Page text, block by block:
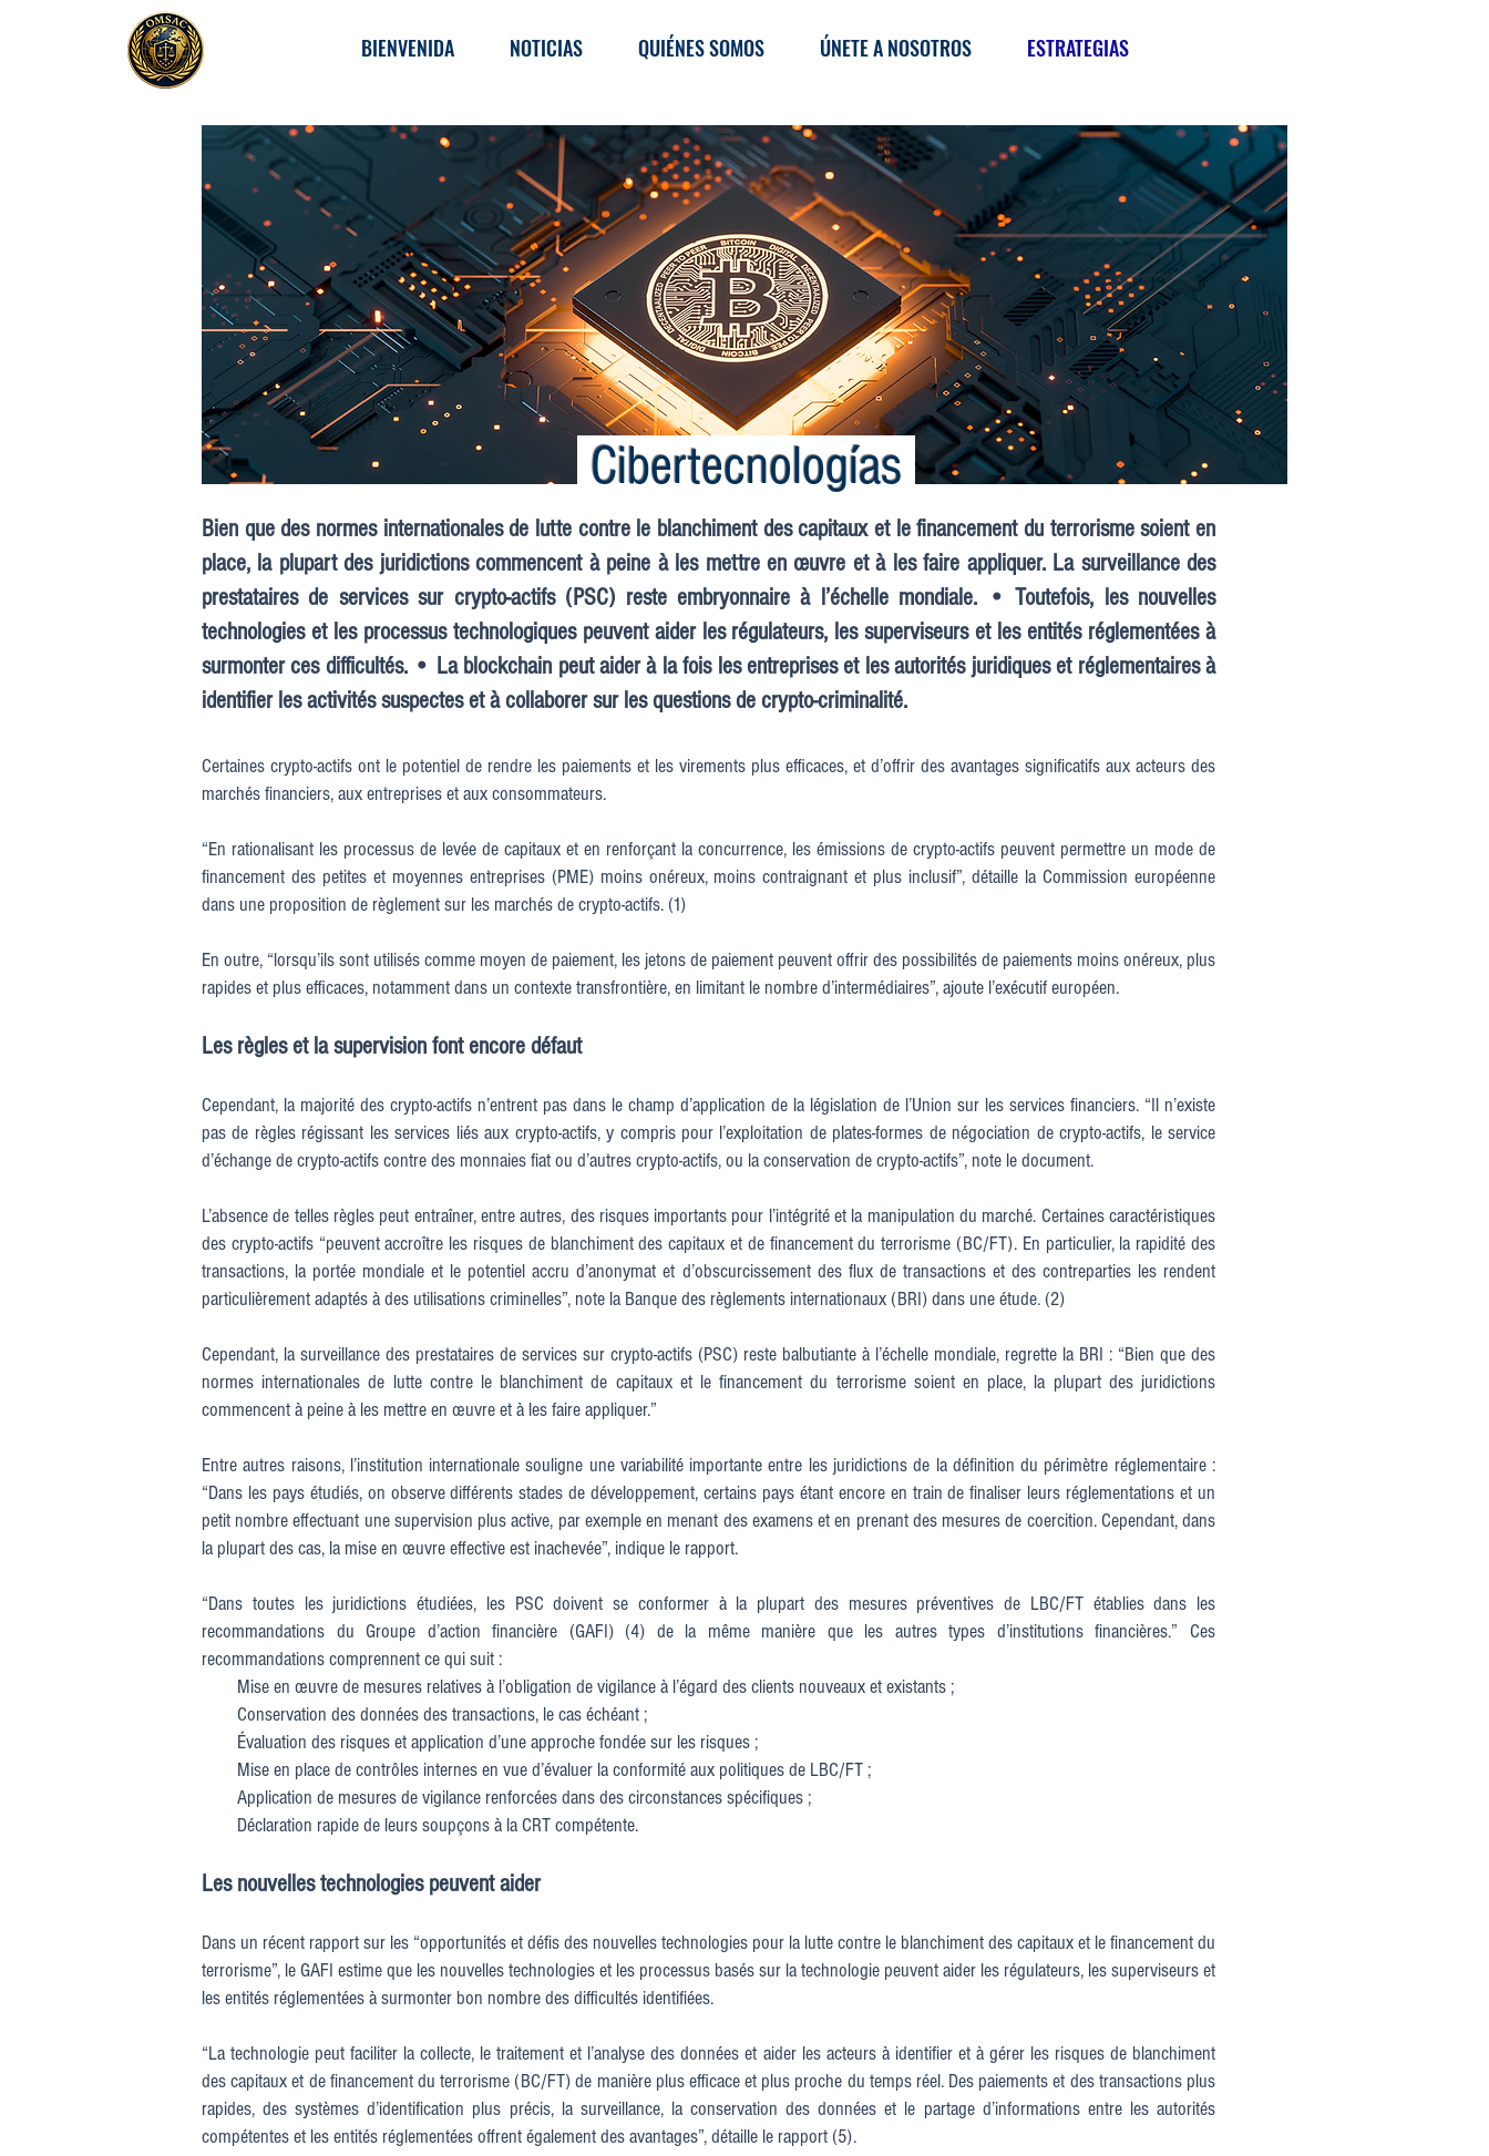
BIENVENIDA NOTICIAS QUIÉNES SOMOS ÚNETE A NOSOTROS ESTRATEGIAS
Cibertecnologías
Bien que des normes internationales de lutte contre le blanchiment des capitaux et le financement du terrorisme soient en
place, la plupart des juridictions commencent à peine à les mettre en œuvre et à les faire appliquer. La surveillance des
prestataires de services sur crypto-actifs (PSC) reste embryonnaire à l’échelle mondiale. • Toutefois, les nouvelles
technologies et les processus technologiques peuvent aider les régulateurs, les superviseurs et les entités réglementées à
surmonter ces difficultés. • La blockchain peut aider à la fois les entreprises et les autorités juridiques et réglementaires à
identifier les activités suspectes et à collaborer sur les questions de crypto-criminalité.
Certaines crypto-actifs ont le potentiel de rendre les paiements et les virements plus efficaces, et d’offrir des avantages significatifs aux acteurs des
marchés financiers, aux entreprises et aux consommateurs.
“En rationalisant les processus de levée de capitaux et en renforçant la concurrence, les émissions de crypto-actifs peuvent permettre un mode de
financement des petites et moyennes entreprises (PME) moins onéreux, moins contraignant et plus inclusif”, détaille la Commission européenne
dans une proposition de règlement sur les marchés de crypto-actifs. (1)
En outre, “lorsqu’ils sont utilisés comme moyen de paiement, les jetons de paiement peuvent offrir des possibilités de paiements moins onéreux, plus
rapides et plus efficaces, notamment dans un contexte transfrontière, en limitant le nombre d’intermédiaires”, ajoute l’exécutif européen.
Les règles et la supervision font encore défaut
Cependant, la majorité des crypto-actifs n’entrent pas dans le champ d’application de la législation de l’Union sur les services financiers. “Il n’existe
pas de règles régissant les services liés aux crypto-actifs, y compris pour l’exploitation de plates-formes de négociation de crypto-actifs, le service
d’échange de crypto-actifs contre des monnaies fiat ou d’autres crypto-actifs, ou la conservation de crypto-actifs”, note le document.
L’absence de telles règles peut entraîner, entre autres, des risques importants pour l’intégrité et la manipulation du marché. Certaines caractéristiques
des crypto-actifs “peuvent accroître les risques de blanchiment des capitaux et de financement du terrorisme (BC/FT). En particulier, la rapidité des
transactions, la portée mondiale et le potentiel accru d’anonymat et d’obscurcissement des flux de transactions et des contreparties les rendent
particulièrement adaptés à des utilisations criminelles”, note la Banque des règlements internationaux (BRI) dans une étude. (2)
Cependant, la surveillance des prestataires de services sur crypto-actifs (PSC) reste balbutiante à l’échelle mondiale, regrette la BRI : “Bien que des
normes internationales de lutte contre le blanchiment de capitaux et le financement du terrorisme soient en place, la plupart des juridictions
commencent à peine à les mettre en œuvre et à les faire appliquer.”
Entre autres raisons, l’institution internationale souligne une variabilité importante entre les juridictions de la définition du périmètre réglementaire :
“Dans les pays étudiés, on observe différents stades de développement, certains pays étant encore en train de finaliser leurs réglementations et un
petit nombre effectuant une supervision plus active, par exemple en menant des examens et en prenant des mesures de coercition. Cependant, dans
la plupart des cas, la mise en œuvre effective est inachevée”, indique le rapport.
“Dans toutes les juridictions étudiées, les PSC doivent se conformer à la plupart des mesures préventives de LBC/FT établies dans les
recommandations du Groupe d’action financière (GAFI) (4) de la même manière que les autres types d’institutions financières.” Ces
recommandations comprennent ce qui suit :
Mise en œuvre de mesures relatives à l’obligation de vigilance à l’égard des clients nouveaux et existants ;
Conservation des données des transactions, le cas échéant ;
Évaluation des risques et application d’une approche fondée sur les risques ;
Mise en place de contrôles internes en vue d’évaluer la conformité aux politiques de LBC/FT ;
Application de mesures de vigilance renforcées dans des circonstances spécifiques ;
Déclaration rapide de leurs soupçons à la CRT compétente.
Les nouvelles technologies peuvent aider
Dans un récent rapport sur les “opportunités et défis des nouvelles technologies pour la lutte contre le blanchiment des capitaux et le financement du
terrorisme”, le GAFI estime que les nouvelles technologies et les processus basés sur la technologie peuvent aider les régulateurs, les superviseurs et
les entités réglementées à surmonter bon nombre des difficultés identifiées.
“La technologie peut faciliter la collecte, le traitement et l’analyse des données et aider les acteurs à identifier et à gérer les risques de blanchiment
des capitaux et de financement du terrorisme (BC/FT) de manière plus efficace et plus proche du temps réel. Des paiements et des transactions plus
rapides, des systèmes d’identification plus précis, la surveillance, la conservation des données et le partage d’informations entre les autorités
compétentes et les entités réglementées offrent également des avantages”, détaille le rapport (5).